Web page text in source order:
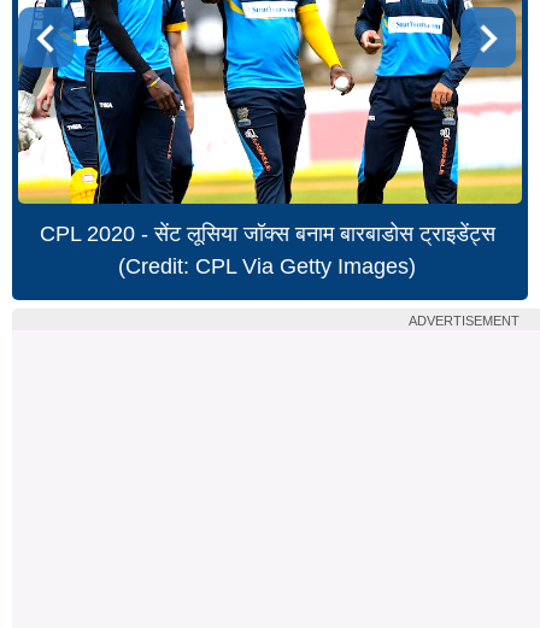
CPL 2020 - सेंट लूसिया जॉक्स बनाम बारबाडोस ट्राइडेंट्स
(Credit: CPL Via Getty Images)
ADVERTISEMENT